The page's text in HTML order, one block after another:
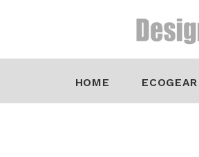
HOME ECOGEAR